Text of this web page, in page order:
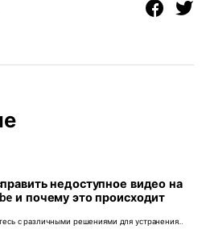
недоступное видео на
и почему это происходит
с различными решениями для устранения